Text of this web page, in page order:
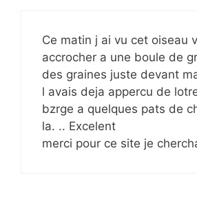
Ce matin j ai vu cet oiseau
accrocher a une boule de
des graines juste devant
l avais deja appercu de
bzrge a quelques pats de
la. .. Excelent
merci pour ce site je